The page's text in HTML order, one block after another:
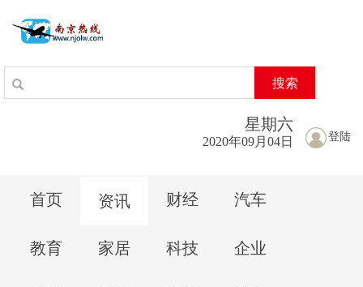
搜索
登陆
星期六
2020年09月04日
首页 资讯 财经 汽车
教育 家居 科技 企业